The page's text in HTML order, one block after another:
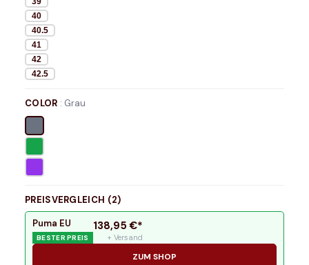
40
40.5
41
42
42.5
COLOR : Grau
PREISVERGLEICH (2)
Puma EU
BESTER PREIS
138,95 €*
+ Versand
ZUM SHOP